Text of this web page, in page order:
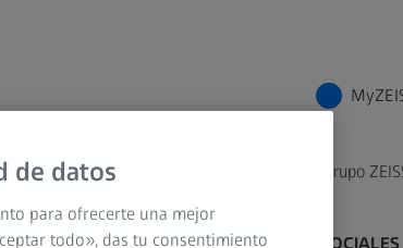
Instrucciones de Uso Meditec Grupo
REDES SOCIALES
de datos
para ofrecerte una mejor
todo», das tu consentimiento